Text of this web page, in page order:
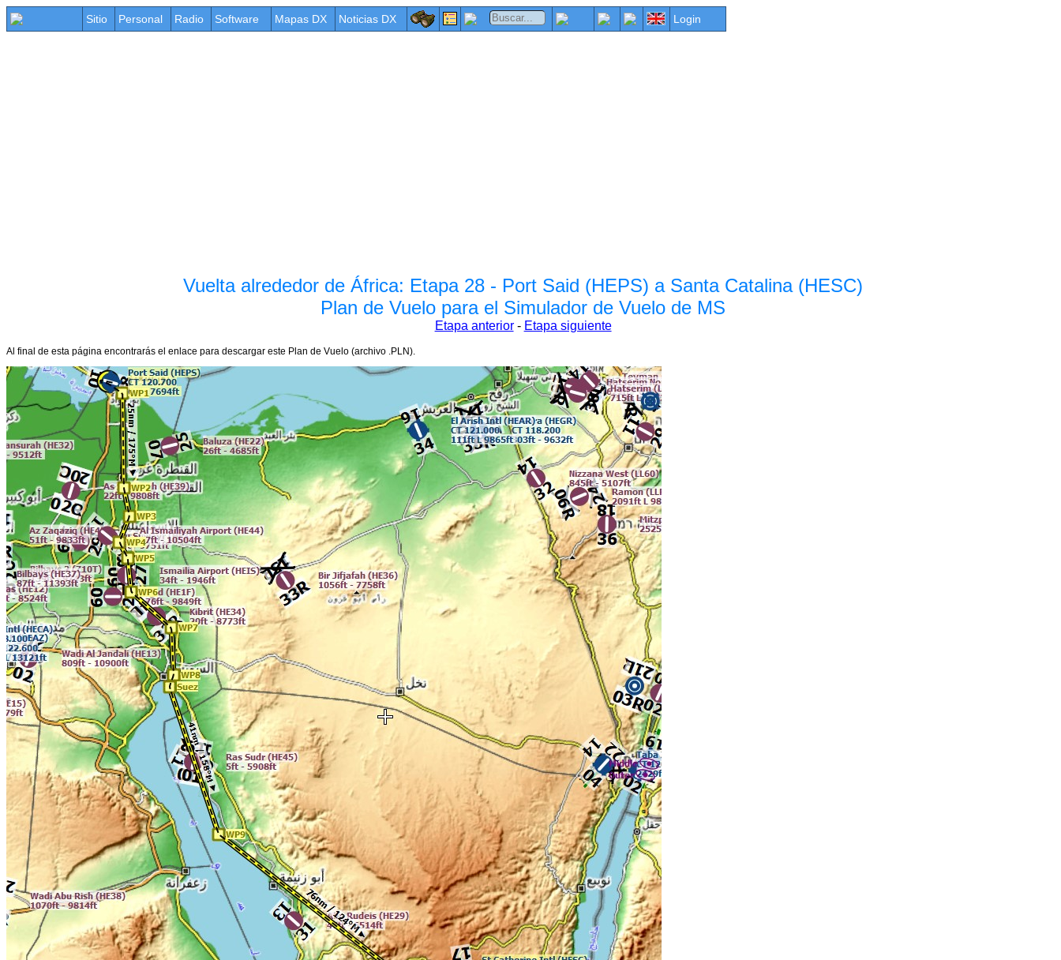
Sitio Personal Radio Software Mapas DX Noticias DX Login
Vuelta alrededor de África: Etapa 28 - Port Said (HEPS) a Santa Catalina (HESC)
Plan de Vuelo para el Simulador de Vuelo de MS
Etapa anterior- Etapa siguiente
Al final de esta página encontrarás el enlace para descargar este Plan de Vuelo (archivo .PLN).